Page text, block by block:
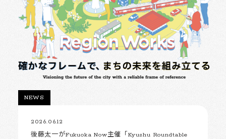
NEWS
2026.06.12
後藤太一がFukuoka Now主催「Kyushu Roundtable